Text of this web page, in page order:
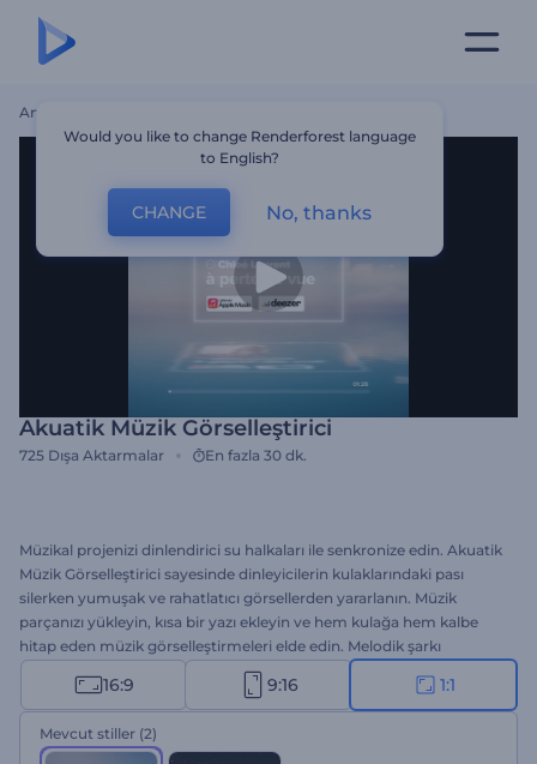
Ana Sayfa
Akuatik Müzik Görselleştirici
725 Dışa Aktarmalar En fazla 30 dk.
Müzikal projenizi dinlendirici su halkaları ile senkronize edin. Akuatik
Müzik Görselleştirici sayesinde dinleyicilerin kulaklarındaki pası
silerken yumuşak ve rahatlatıcı görsellerden yararlanın. Müzik
parçanızı yükleyin, kısa bir yazı ekleyin ve hem kulağa hem kalbe
hitap eden müzik görselleştirmeleri elde edin. Melodik şarkı
tanıtımları, müzik kanalları, albüm reklamları ve benzeri projeler için
harika bir seçenek. Bu şablonu hemen deneyin!
16:9 9:16 1:1
Mevcut stiller (2)
Would you like to change Renderforest language
to English?
CHANGE No, thanks